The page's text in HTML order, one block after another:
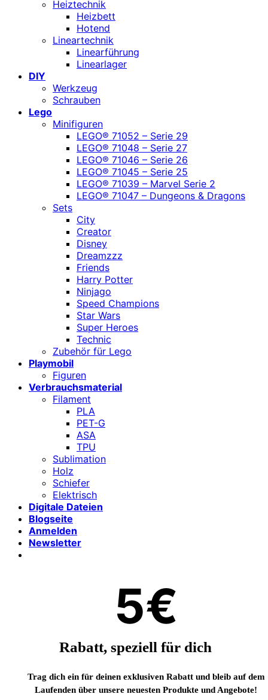
Heiztechnik
Heizbett
Hotend
Lineartechnik
Linearführung
Linearlager
DIY
Werkzeug
Schrauben
Lego
Minifiguren
LEGO® 71052 – Serie 29
LEGO® 71048 – Serie 27
LEGO® 71046 – Serie 26
LEGO® 71045 – Serie 25
LEGO® 71039 – Marvel Serie 2
LEGO® 71047 – Dungeons & Dragons
Sets
City
Creator
Disney
Dreamzzz
Friends
Harry Potter
Ninjago
Speed Champions
Star Wars
Super Heroes
Technic
Zubehör für Lego
Playmobil
Figuren
Verbrauchsmaterial
Filament
PLA
PET-G
ASA
TPU
Sublimation
Holz
Schiefer
Elektrisch
Digitale Dateien
Blogseite
Anmelden
Newsletter
5€
Rabatt, speziell für dich
Trag dich ein für deinen exklusiven Rabatt und bleib auf dem
Laufenden über unsere neuesten Produkte und Angebote!